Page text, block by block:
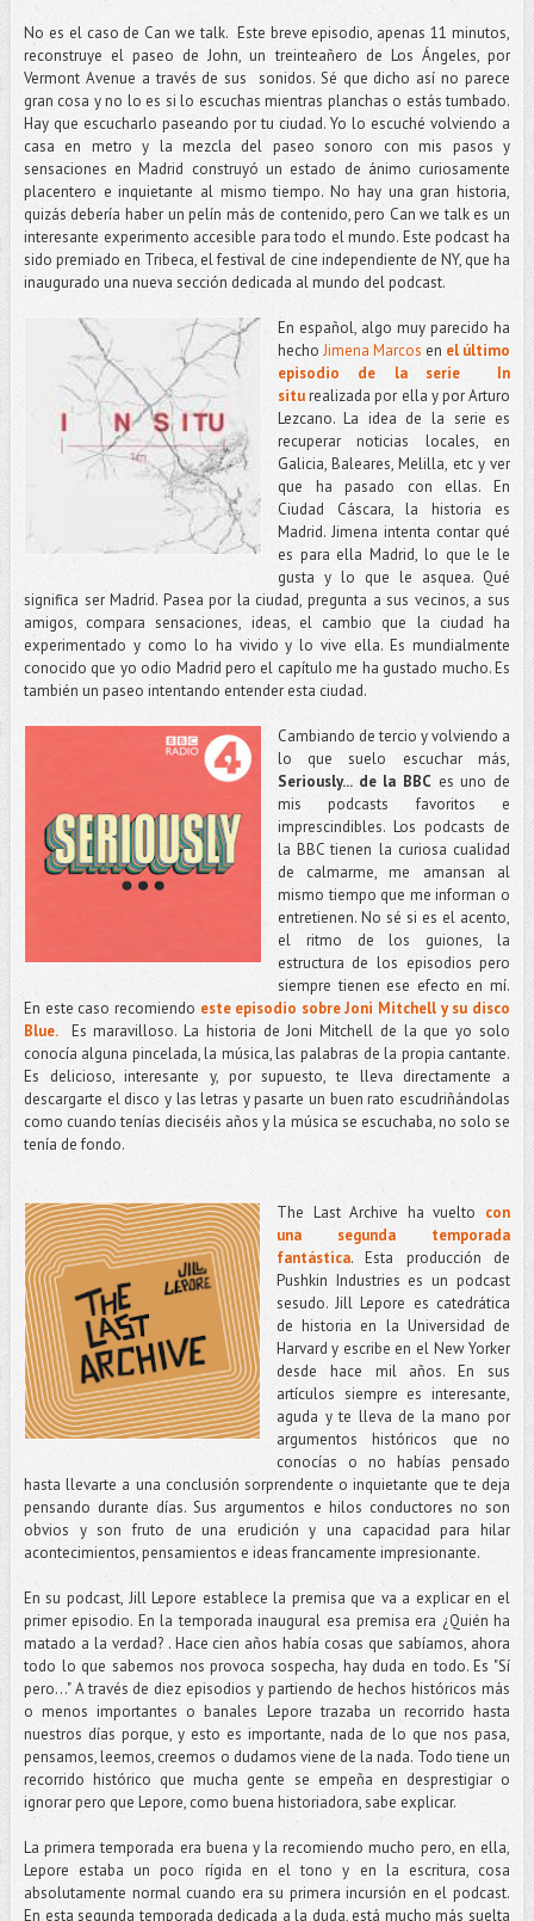
No es el caso de Can we talk. Este breve episodio, apenas 11 minutos,
reconstruye el paseo de John, un treinteañero de Los Ángeles, por
Vermont Avenue a través de sus sonidos. Sé que dicho así no parece
gran cosa y no lo es si lo escuchas mientras planchas o estás tumbado.
Hay que escucharlo paseando por tu ciudad. Yo lo escuché volviendo a
casa en metro y la mezcla del paseo sonoro con mis pasos y
sensaciones en Madrid construyó un estado de ánimo curiosamente
placentero e inquietante al mismo tiempo. No hay una gran historia,
quizás debería haber un pelín más de contenido, pero Can we talk es un
interesante experimento accesible para todo el mundo. Este podcast ha
sido premiado en Tribeca, el festival de cine independiente de NY, que ha
inaugurado una nueva sección dedicada al mundo del podcast.
En español, algo muy parecido ha
hecho Jimena Marcos en el último
episodio de la serie In
siturealizada por ella y por Arturo
Lezcano. La idea de la serie es
recuperar noticias locales, en
Galicia, Baleares, Melilla, etc y ver
que ha pasado con ellas. En
Ciudad Cáscara, la historia es
Madrid. Jimena intenta contar qué
es para ella Madrid, lo que le le
gusta y lo que le asquea. Qué
significa ser Madrid. Pasea por la ciudad, pregunta a sus vecinos, a sus
amigos, compara sensaciones, ideas, el cambio que la ciudad ha
experimentado y como lo ha vivido y lo vive ella. Es mundialmente
conocido que yo odio Madrid pero el capítulo me ha gustado mucho. Es
también un paseo intentando entender esta ciudad.
Cambiando de tercio y volviendo a
lo que suelo escuchar más,
Seriously... de la BBC es uno de
mis podcasts favoritos e
imprescindibles. Los podcasts de
la BBC tienen la curiosa cualidad
de calmarme, me amansan al
mismo tiempo que me informan o
entretienen. No sé si es el acento,
el ritmo de los guiones, la
estructura de los episodios pero
siempre tienen ese efecto en mí.
En este caso recomiendo este episodio sobre Joni Mitchell y su disco
Blue.
Es maravilloso. La historia de Joni Mitchell de la que yo solo
conocía alguna pincelada, la música, las palabras de la propia cantante.
Es delicioso, interesante y, por supuesto, te lleva directamente a
descargarte el disco y las letras y pasarte un buen rato escudriñándolas
como cuando tenías dieciséis años y la música se escuchaba, no solo se
tenía de fondo.
The Last Archive ha vuelto con
una segunda temporada
fantástica. Esta producción de
Pushkin Industries es un podcast
sesudo. Jill Lepore es catedrática
de historia en la Universidad de
Harvard y escribe en el New Yorker
desde hace mil años. En sus
artículos siempre es interesante,
aguda y te lleva de la mano por
argumentos históricos que no
conocías o no habías pensado
hasta llevarte a una conclusión sorprendente o inquietante que te deja
pensando durante días. Sus argumentos e hilos conductores no son
obvios y son fruto de una erudición y una capacidad para hilar
acontecimientos, pensamientos e ideas francamente impresionante.
En su podcast, Jill Lepore establece la premisa que va a explicar en el
primer episodio. En la temporada inaugural esa premisa era ¿Quién ha
matado a la verdad? . Hace cien años había cosas que sabíamos, ahora
todo lo que sabemos nos provoca sospecha, hay duda en todo. Es "Sí
pero..." A través de diez episodios y partiendo de hechos históricos más
o menos importantes o banales Lepore trazaba un recorrido hasta
nuestros días porque, y esto es importante, nada de lo que nos pasa,
pensamos, leemos, creemos o dudamos viene de la nada. Todo tiene un
recorrido histórico que mucha gente se empeña en desprestigiar o
ignorar pero que Lepore, como buena historiadora, sabe explicar.
La primera temporada era buena y la recomiendo mucho pero, en ella,
Lepore estaba un poco rígida en el tono y en la escritura, cosa
absolutamente normal cuando era su primera incursión en el podcast.
En esta segunda temporada dedicada a la duda, está mucho más suelta